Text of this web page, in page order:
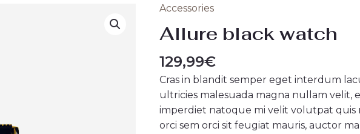
Accessories
Allure black watch
129,99€
Cras in blandit semper eget interdum
ultricies malesuada magna nullam velit,
imperdiet natoque mi velit volutpat quis
orci sem orci sit feugiat mauris, auctor
Allure
black
watch
quantity